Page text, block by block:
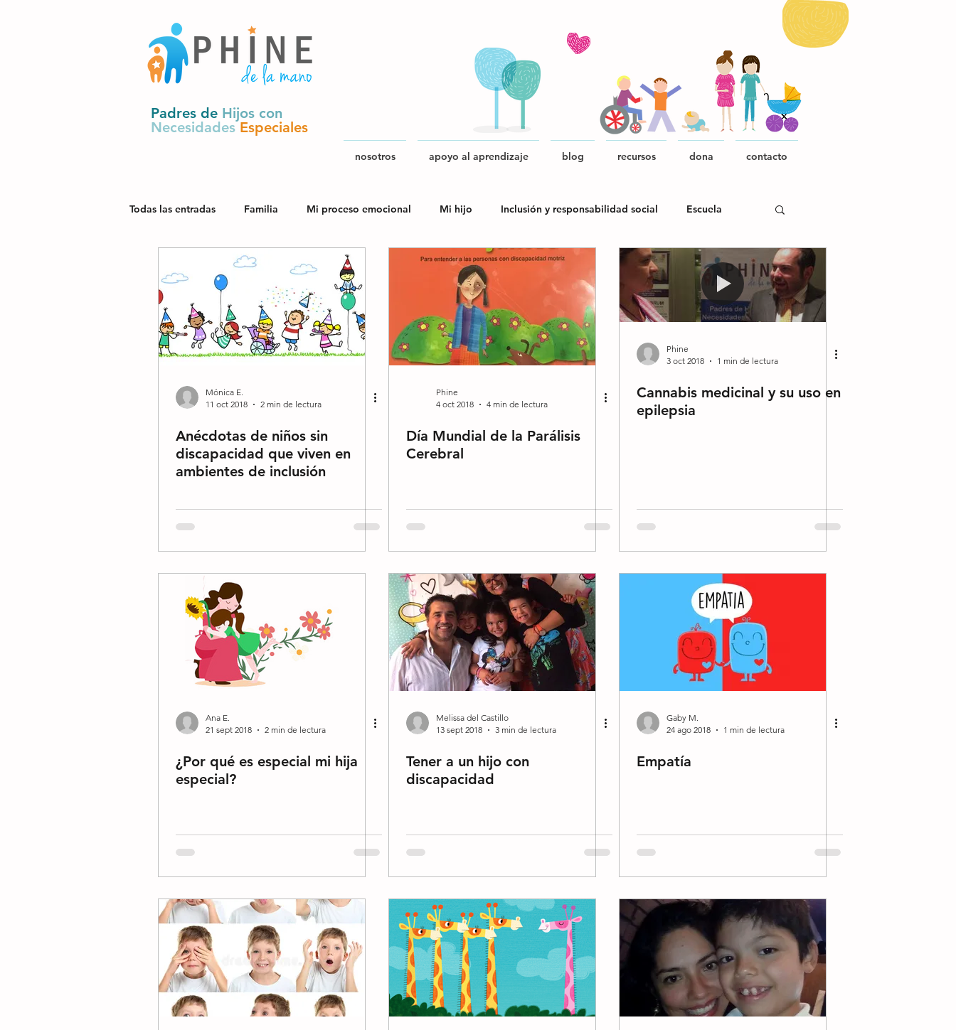
Padres de Hijos con
NecesidadesEspeciales
nosotros apoyo al aprendizaje blog recursos dona contacto
Todas las entradas Familia Mi proceso emocional Mi hijo Inclusión y responsabilidad social Escuela
Derechos y política pública
Mónica E.
11 oct 2018
2 min de lectura
Anécdotas de niños sin
discapacidad que viven en
ambientes de inclusión
Phine
4 oct 2018
4 min de lectura
Día Mundial de la Parálisis
Cerebral
Phine
3 oct 2018
1 min de lectura
Cannabis medicinal y su uso en
epilepsia
Ana E.
21 sept 2018
2 min de lectura
¿Por qué es especial mi hija
especial?
Melissa del Castillo
13 sept 2018
3 min de lectura
Tener a un hijo con
discapacidad
Gaby M.
24 ago 2018
1 min de lectura
Empatía